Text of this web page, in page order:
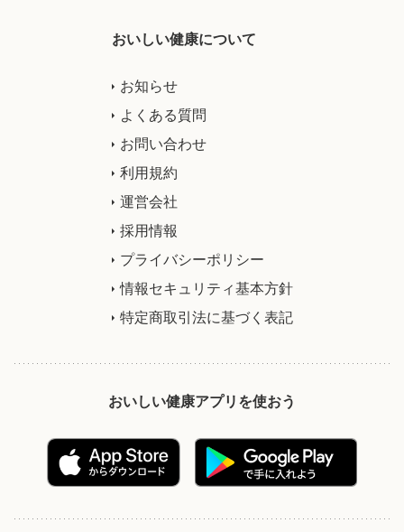
おいしい健康について
お知らせ
よくある質問
お問い合わせ
利用規約
運営会社
採用情報
プライバシーポリシー
情報セキュリティ基本方針
特定商取引法に基づく表記
おいしい健康アプリを使おう